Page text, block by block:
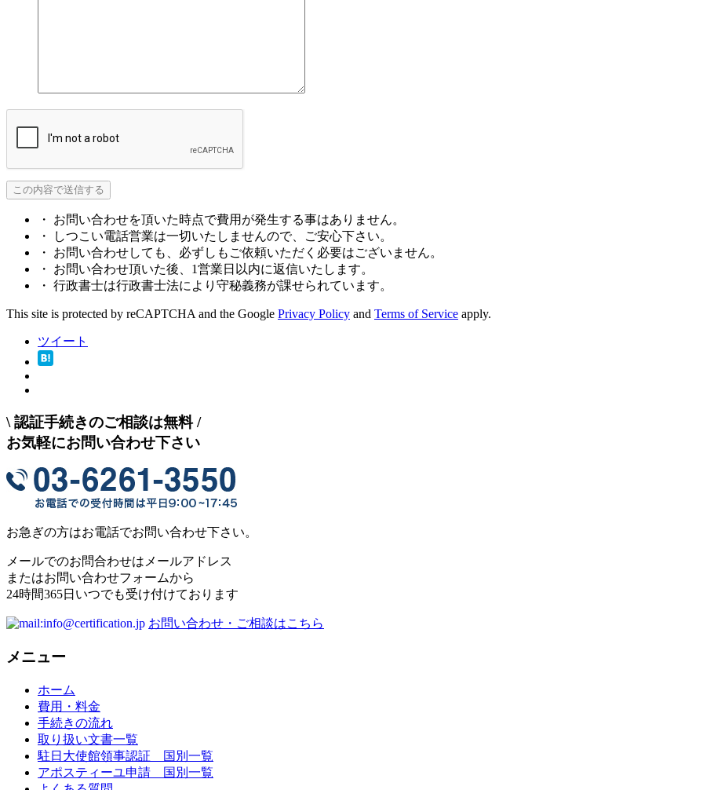
・ お問い合わせを頂いた時点で費用が発生する事はありません。
・ しつこい電話営業は一切いたしませんので、ご安心下さい。
・ お問い合わせしても、必ずしもご依頼いただく必要はございません。
・ お問い合わせ頂いた後、1営業日以内に返信いたします。
・ 行政書士は行政書士法により守秘義務が課せられています。
This site is protected by reCAPTCHA and the Google Privacy Policy and Terms of Service apply.
ツイート
\ 認証手続きのご相談は無料/
お気軽にお問い合わせ下さい
お急ぎの方はお電話でお問い合わせ下さい。
メールでのお問合わせはメールアドレス
またはお問い合わせフォームから
24時間365日いつでも受け付けております
お問い合わせ・ご相談はこちら
メニュー
ホーム
費用・料金
手続きの流れ
取り扱い文書一覧
駐日大使館領事認証 国別一覧
アポスティーユ申請 国別一覧